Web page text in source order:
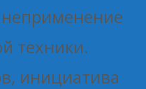
неприменение
техники.
инициатива